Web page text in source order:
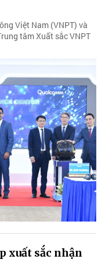
Việt Nam (VNPT) và
tâm Xuất sắc VNPT
xuất sắc nhận